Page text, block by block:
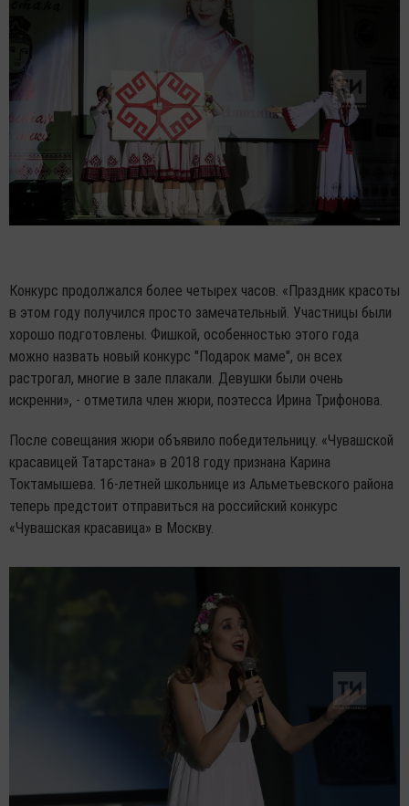
Конкурс продолжался более четырех часов. «Праздник красоты
в этом году получился просто замечательный. Участницы были
хорошо подготовлены. Фишкой, особенностью этого года
можно назвать новый конкурс "Подарок маме", он всех
растрогал, многие в зале плакали. Девушки были очень
искренни», - отметила член жюри, поэтесса Ирина Трифонова.
После совещания жюри объявило победительницу. «Чувашской
красавицей Татарстана» в 2018 году признана Карина
Токтамышева. 16-летней школьнице из Альметьевского района
теперь предстоит отправиться на российский конкурс
«Чувашская красавица» в Москву.